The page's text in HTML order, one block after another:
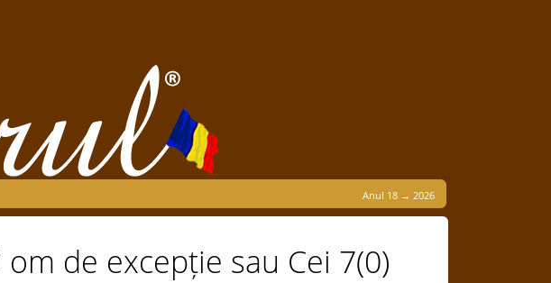
Anul 18 → 2026
de excepție sau Cei 7(0)